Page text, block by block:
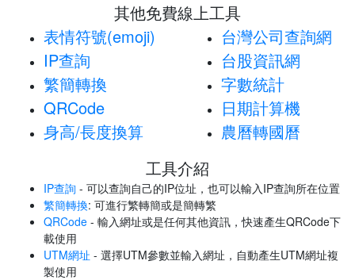
其他免費線上工具
表情符號(emoji)
IP查詢
繁簡轉換
QRCode
身高/長度換算
台灣公司查詢網
台股資訊網
字數統計
日期計算機
農曆轉國曆
工具介紹
IP查詢 - 可以查詢自己的IP位址，也可以輸入IP查詢所在位置
繁簡轉換: 可進行繁轉簡或是簡轉繁
QRCode - 輸入網址或是任何其他資訊，快速產生QRCode下
載使用
UTM網址 - 選擇UTM參數並輸入網址，自動產生UTM網址複
製使用